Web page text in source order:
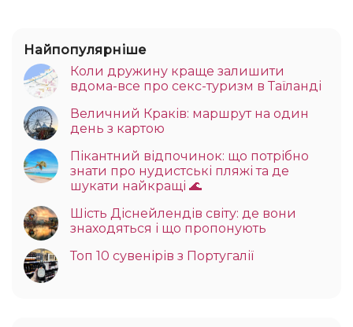
Найпопулярніше
Коли дружину краще залишити
вдома-все про секс-туризм в Таїланді
Величний Краків: маршрут на один
день з картою
Пікантний відпочинок: що потрібно
знати про нудистські пляжі та де
шукати найкращі 🌊
Шість Діснейлендів світу: де вони
знаходяться і що пропонують
Топ 10 сувенірів з Португалії